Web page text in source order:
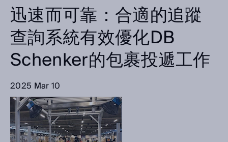
迅速而可靠：合適的追蹤
查詢系統有效優化DB
Schenker的包裹投遞工作
2025 Mar 10